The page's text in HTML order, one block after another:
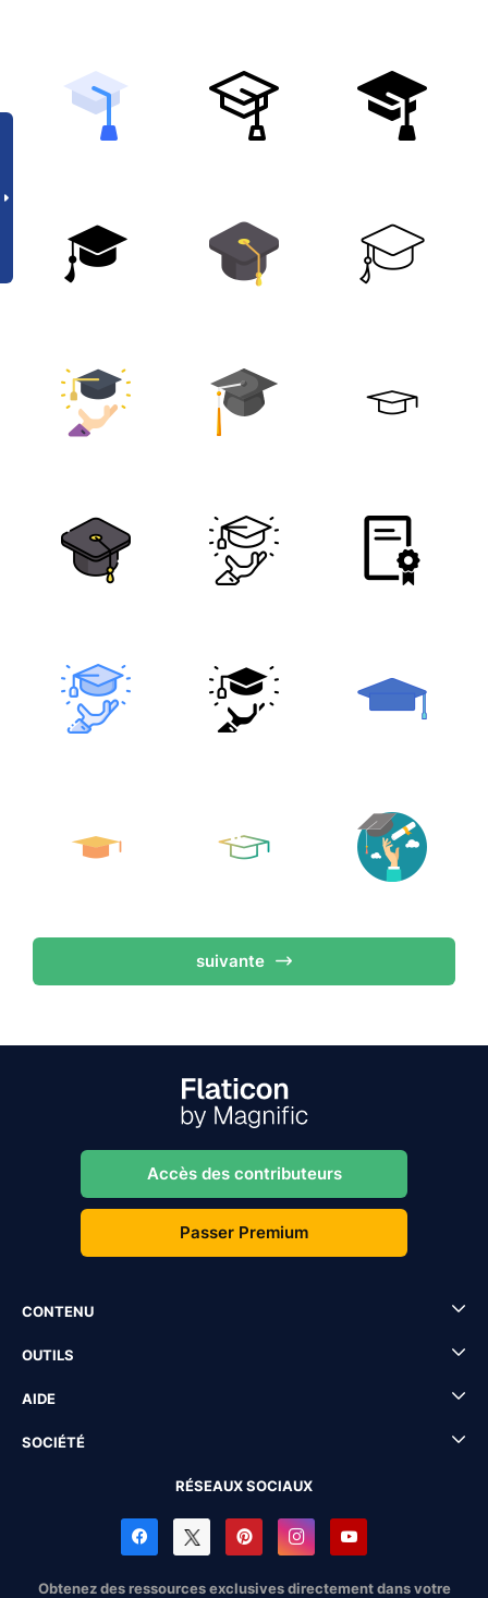
suivante
Accès des contributeurs
Passer Premium
CONTENU
OUTILS
AIDE
SOCIÉTÉ
RÉSEAUX SOCIAUX
Obtenez des ressources exclusives directement dans votre